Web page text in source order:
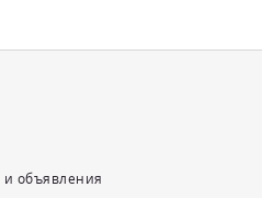
и объявления